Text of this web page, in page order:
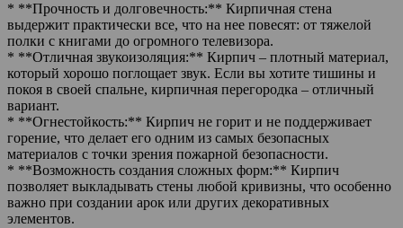
* **Прочность и долговечность:** Кирпичная стена
выдержит практически все, что на нее повесят: от тяжелой
полки с книгами до огромного телевизора.
* **Отличная звукоизоляция:** Кирпич – плотный материал,
который хорошо поглощает звук. Если вы хотите тишины и
покоя в своей спальне, кирпичная перегородка – отличный
вариант.
* **Огнестойкость:** Кирпич не горит и не поддерживает
горение, что делает его одним из самых безопасных
материалов с точки зрения пожарной безопасности.
* **Возможность создания сложных форм:** Кирпич
позволяет выкладывать стены любой кривизны, что особенно
важно при создании арок или других декоративных
элементов.